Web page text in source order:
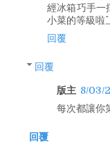
經冰箱巧手一
小菜的等級啦
回覆
回覆
版主 8/03/
每次都讓你
回覆